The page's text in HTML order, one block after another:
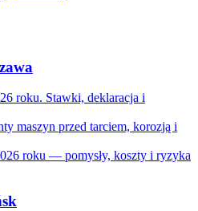
roku. Stawki, deklaracja i
maszyn przed tarciem, korozją i
roku — pomysły, koszty i ryzyka